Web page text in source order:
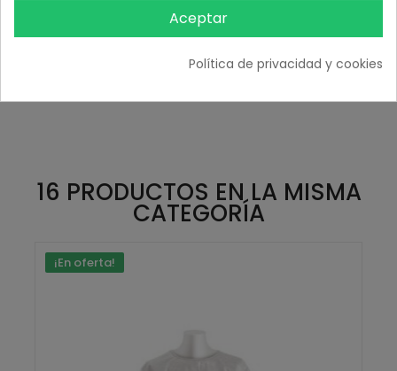
13,46 € sin IVA
16 PRODUCTOS EN LA MISMA
CATEGORÍA
¡En oferta!
Aceptar
Política de privacidad y cookies